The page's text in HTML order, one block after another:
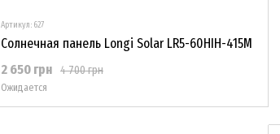
Артикул: 627
Солнечная панель Longi Solar LR5-60HIH-415M
4 700 грн
2 650 грн
Ожидается